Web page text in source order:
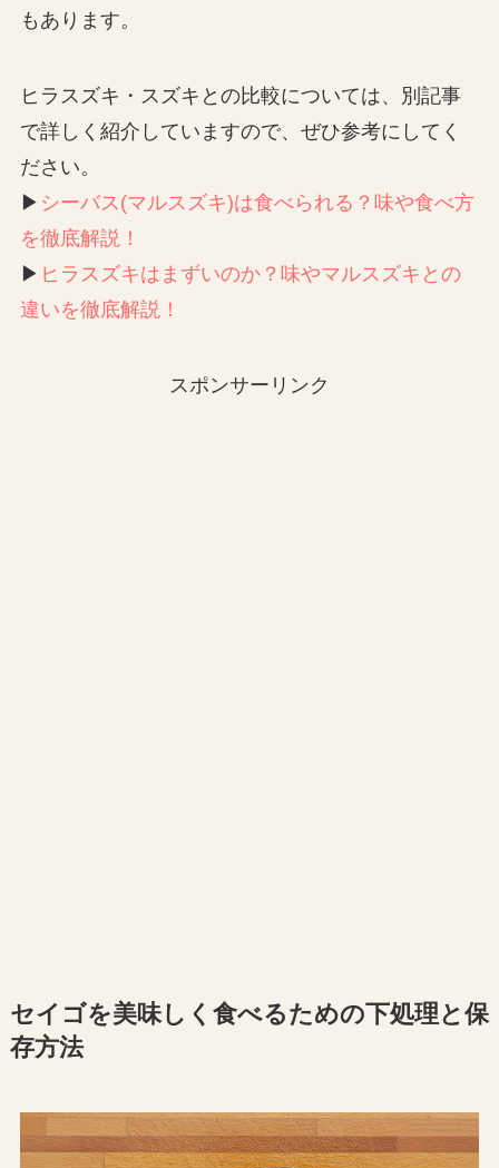
もあります。
ヒラスズキ・スズキとの比較については、別記事
で詳しく紹介していますので、ぜひ参考にしてく
ださい。
▶︎ シーバス(マルスズキ)は食べられる？味や食べ方
を徹底解説！
▶︎ ヒラスズキはまずいのか？味やマルスズキとの
違いを徹底解説！
スポンサーリンク
セイゴを美味しく食べるための下処理と保
存方法